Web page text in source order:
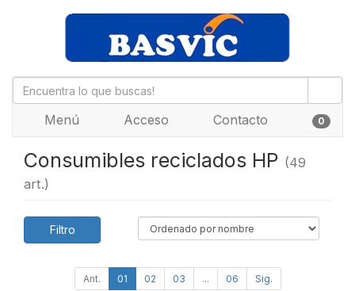
Menú Acceso Contacto 0
Consumibles reciclados HP (49
art.)
Filtro
Ant. 01 02 03 ... 06 Sig.